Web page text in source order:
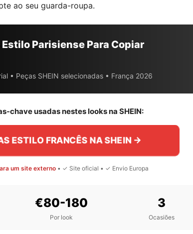
ao seu guarda-roupa.
Estilo Parisiense Para Copiar
• Peças SHEIN selecionadas • França 2026
chave usadas nestes looks na SHEIN:
ESTILO FRANCÊS NA SHEIN →
um site externo• ✓ Site oficial • ✓ Envio Europa
€80-180
Por look
3
Ocasiões